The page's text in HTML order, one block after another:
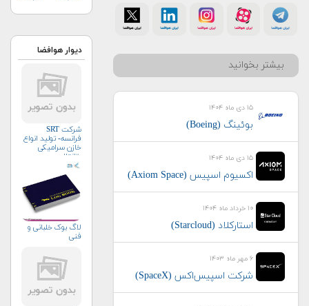
بیشتر بخوانید
۱۵ دی ماه ۱۴۰۴
بوئینگ (Boeing)
۱۵ دی ماه ۱۴۰۴
اکسیوم اسپیس (Axiom Space)
۱۰ خرداد ماه ۱۴۰۴
استارکلاد (Starcloud)
۶ مهر ماه ۱۴۰۳
شرکت اسپیس‌اکس (SpaceX)
دیوار هوافضا
شرکت SRT
فرانسه- تولید انواع
خازن سرامیکی
وتانتال
لاگ بوک خلبانی و
فنی